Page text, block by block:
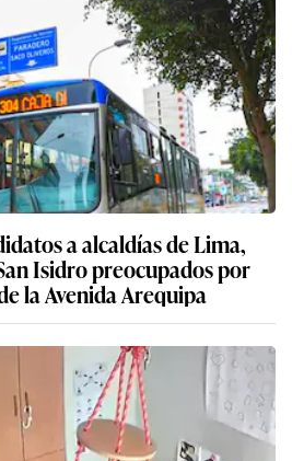
a alcaldías de Lima,
Isidro preocupados por
la Avenida Arequipa